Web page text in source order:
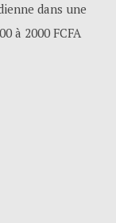
dans une
à 2000 FCFA